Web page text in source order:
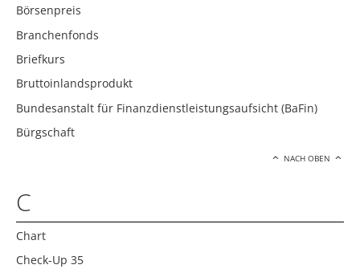
Börsenpreis
Branchenfonds
Briefkurs
Bruttoinlandsprodukt
Bundesanstalt für Finanzdienstleistungsaufsicht (BaFin)
Bürgschaft
NACH OBEN
C
Chart
Check-Up 35